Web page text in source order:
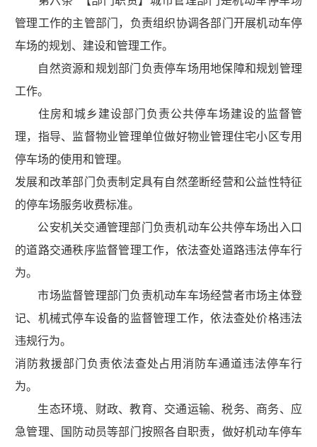
管理工作的主管部门，负责组织协调各部门开展机动车停
车场的规划、建设和管理工作。
自然资源和规划部门负责停车场用地保障和规划管理
工作。
住房和城乡建设部门负责公共停车场建设的监督管
理，指导、监督物业管理单位做好物业管理住宅小区专用
停车场的使用和管理。
发展和改革部门负责制定具有自然垄断经营和公益性特征
的停车场服务收费标准。
公安机关交通管理部门负责机动车公共停车场出入口
的道路交通秩序监督管理工作，依法查处道路违法停车行
为。
市场监督管理部门负责机动车车场经营者市场主体登
记、机械式停车设备的监督管理工作，依法查处价格违法
违规行为。
消防救援部门负责依法查处占用消防车通道违法停车行
为。
生态环境、财政、教育、交通运输、税务、商务、应
急管理、国防动员等部门按照各自职责，做好机动车停车